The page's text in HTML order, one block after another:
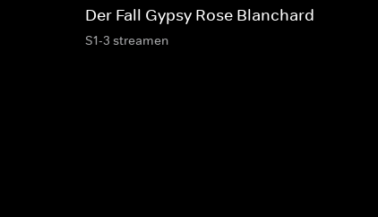
Der Fall Gypsy Rose Blanchard
S1-3 streamen